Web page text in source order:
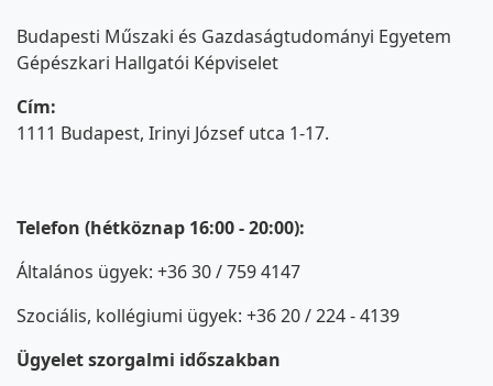
Budapesti Műszaki és Gazdaságtudományi Egyetem
Gépészkari Hallgatói Képviselet
Cím:
1111 Budapest, Irinyi József utca 1-17.
Telefon (hétköznap 16:00 - 20:00):
Általános ügyek: +36 30 / 759 4147
Szociális, kollégiumi ügyek: +36 20 / 224 - 4139
Ügyelet szorgalmi időszakban